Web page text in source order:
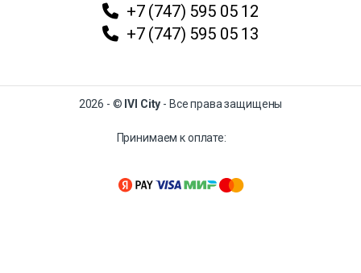
+7 (747) 595 05 12
+7 (747) 595 05 13
2026 - © IVI City - Все права защищены
Принимаем к оплате: